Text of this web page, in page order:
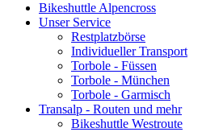
Bikeshuttle Alpencross
Unser Service
Restplatzbörse
Individueller Transport
Torbole - Füssen
Torbole - München
Torbole - Garmisch
Transalp - Routen und mehr
Bikeshuttle Westroute